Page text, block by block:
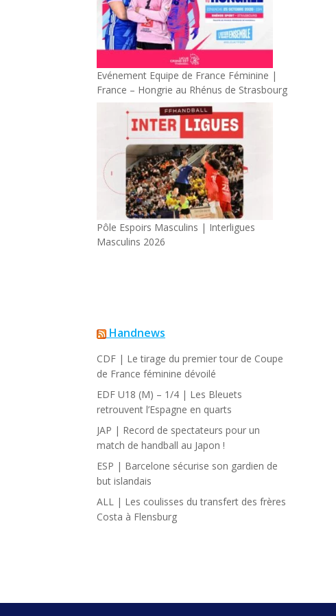
Evénement Equipe de France Féminine |
France – Hongrie au Rhénus de Strasbourg
Pôle Espoirs Masculins | Interligues
Masculins 2026
Handnews
CDF | Le tirage du premier tour de Coupe
de France féminine dévoilé
EDF U18 (M) – 1/4 | Les Bleuets
retrouvent l’Espagne en quarts
JAP | Record de spectateurs pour un
match de handball au Japon !
ESP | Barcelone sécurise son gardien de
but islandais
ALL | Les coulisses du transfert des frères
Costa à Flensburg